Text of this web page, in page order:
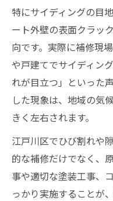
特にサイディングの目
ート外壁の表面クラッ
向です。実際に補修現
や戸建てでサイディン
れが目立つ」といった
した現象は、地域の気
きく左右されます。
江戸川区でひび割れや
的な補修だけでなく、
事や適切な塗装工事、
っかり実施することが